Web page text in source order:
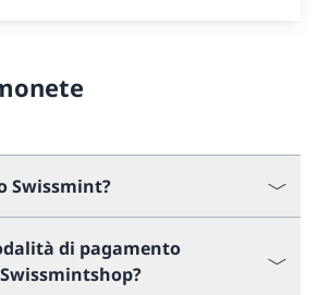
Swissmint?
di pagamento